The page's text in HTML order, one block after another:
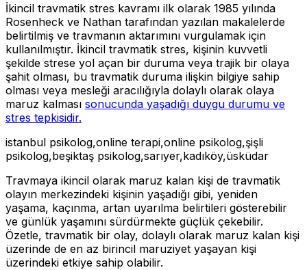
İkincil travmatik stres kavramı ilk olarak 1985 yılında
Rosenheck ve Nathan tarafından yazılan makalelerde
belirtilmiş ve travmanın aktarımını vurgulamak için
kullanılmıştır. İkincil travmatik stres, kişinin kuvvetli
şekilde strese yol açan bir duruma veya trajik bir olaya
şahit olması, bu travmatik duruma ilişkin bilgiye sahip
olması veya mesleği aracılığıyla dolaylı olarak olaya
maruz kalması sonucunda yaşadığı duygu durumu ve
stres tepkisidir.
istanbul psikolog,online terapi,online psikolog,şişli
psikolog,beşiktaş psikolog,sarıyer,kadıköy,üsküdar
Travmaya ikincil olarak maruz kalan kişi de travmatik
olayın merkezindeki kişinin yaşadığı gibi, yeniden
yaşama, kaçınma, artan uyarılma belirtileri gösterebilir
ve günlük yaşamını sürdürmekte güçlük çekebilir.
Özetle, travmatik bir olay, dolaylı olarak maruz kalan kişi
üzerinde de en az birincil maruziyet yaşayan kişi
üzerindeki etkiye sahip olabilir.